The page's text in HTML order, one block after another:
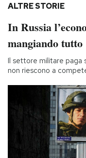
ALTRE STORIE
In Russia
mangiando tutto
Il settore militare paga
non riescono a